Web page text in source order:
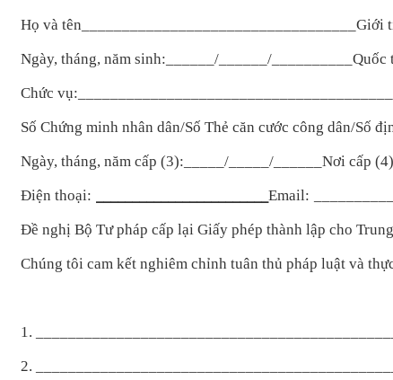
Họ và tên________________
____Giới
Ngày, tháng, năm sinh:______/______/__________Quốc
Chức
Số Chứng minh nhân dân/Số Thẻ căn cước công dân/Số
Ngày, tháng, năm cấp (3):_____/_____/______Nơi cấp
Điện thoại:
Email:
Đề nghị Bộ Tư pháp cấp lại Giấy phép thành lập cho
Chúng tôi cam kết nghiêm chỉnh tuân thủ pháp luật và
1.
2.